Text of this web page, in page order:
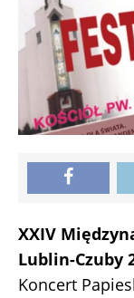
XXIV
Lublin-Czuby
Koncert